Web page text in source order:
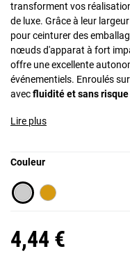
transforment vos
de luxe. Grâce à leur
pour ceinturer des
nœuds d'apparat à fort
offre une excellente
événementiels. Enroulés
avecfluidité et sans
Lire plus
Couleur
4,44 €